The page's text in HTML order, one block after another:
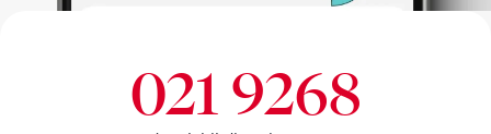
021 9268